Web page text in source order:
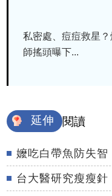
私密處、痘痘救星
師搖頭曝下...
延伸 閱讀
嬤吃白帶魚防失智
台大醫研究瘦瘦